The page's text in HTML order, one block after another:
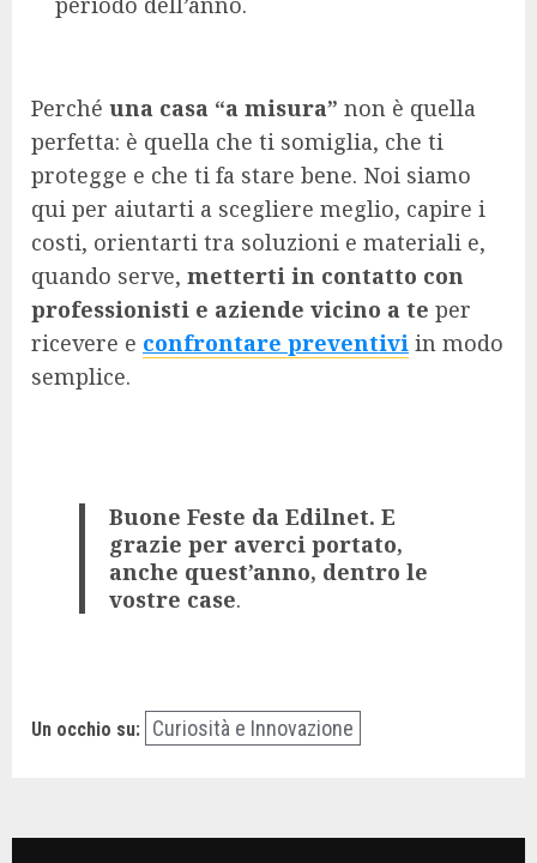
Perché una casa “a misura” non è quella
perfetta: è quella che ti somiglia, che ti
protegge e che ti fa stare bene. Noi siamo
qui per aiutarti a scegliere meglio, capire i
costi, orientarti tra soluzioni e materiali e,
quando serve, metterti in contatto con
professionisti e aziende vicino a te per
ricevere e confrontare preventivi in modo
semplice.
Buone Feste da Edilnet. E
grazie per averci portato,
anche quest’anno, dentro le
vostre case.
Un occhio su: Curiosità e Innovazione